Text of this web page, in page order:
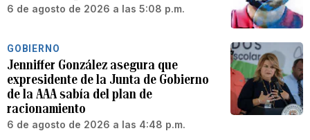
6 de agosto de 2026 a las 5:08 p.m.
GOBIERNO
Jenniffer González asegura que
expresidente de la Junta de Gobierno
de la AAA sabía del plan de
racionamiento
6 de agosto de 2026 a las 4:48 p.m.